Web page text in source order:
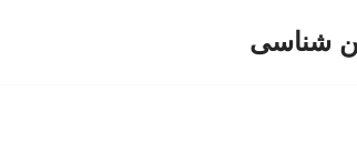
شناسی